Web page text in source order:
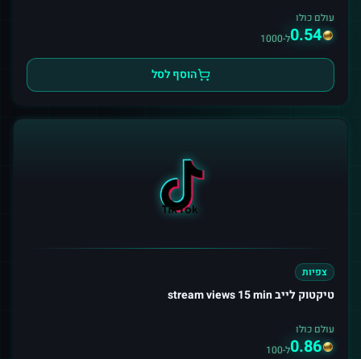
עולם כולו
0.54ל-1000
הוסף לסל
צפיות
טיקטוק לייב stream views 15 min
עולם כולו
0.86ל-100